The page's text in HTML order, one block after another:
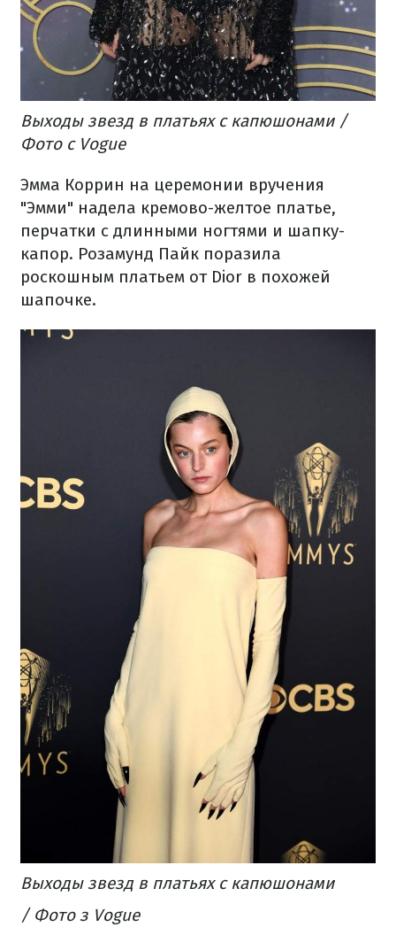
Выходы звезд в платьях с капюшонами /
Фото с Vogue
Эмма Коррин на церемонии вручения
"Эмми" надела кремово-желтое платье,
перчатки с длинными ногтями и шапку-
капор. Розамунд Пайк поразила
роскошным платьем от Dior в похожей
шапочке.
Выходы звезд в платьях с капюшонами
/ Фото з Vogue